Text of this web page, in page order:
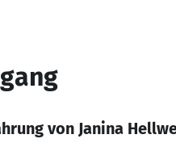
von Janina